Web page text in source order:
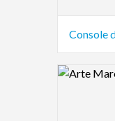
Console
Logo